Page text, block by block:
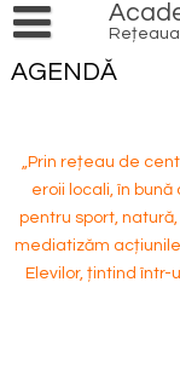
Skip
to
content
PRODUSE ȘI SERVICII
LOCAL HERO
NATURĂ
ACȚIUNI
REDESCOPERĂ
PRACTICĂ ÎN
RESURSE
VOLUNTARIAT
AGENDĂ
„Prin rețeau de
eroii locali, în
pentru sport,
mediatizăm
Elevilor, țintind